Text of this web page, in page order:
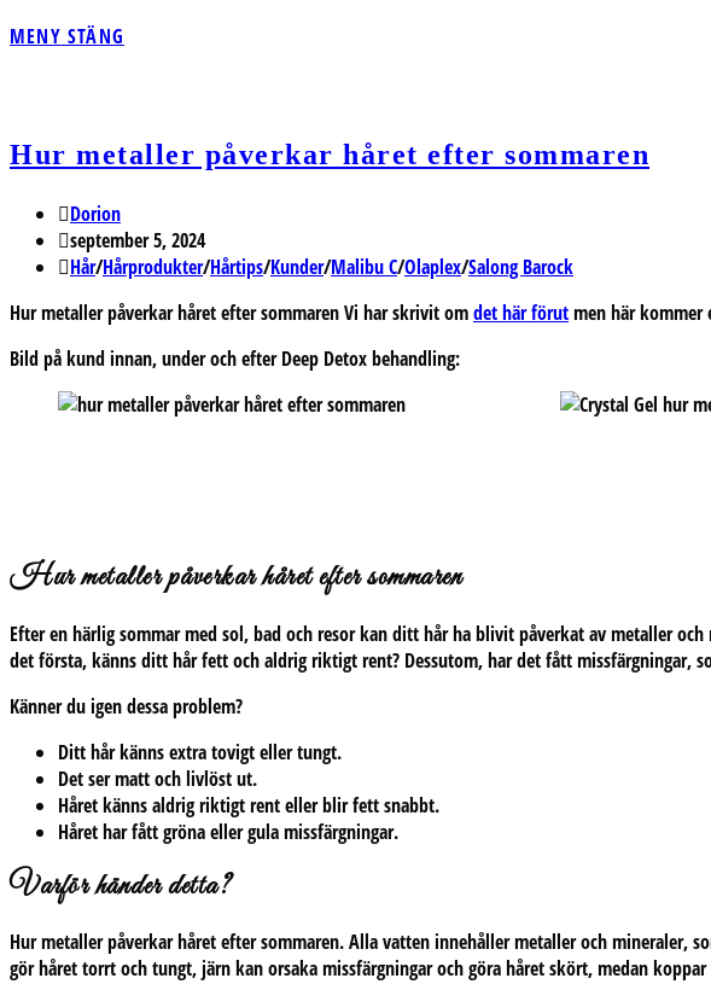
WEBBPLATSSÖKNING
MENY STÄNG
Hur metaller påverkar håret efter sommaren
Inläggsförfattare:
Dorion
Inlägget
publicerat:
september 5, 2024
Inläggskategori:
Hår/Hårprodukter/Hårtips/Kunder/Malibu C/Olaplex/Salong Barock
Hur metaller påverkar håret efter sommaren Vi har skrivit omdet här förutmen här kommer
Bild på kund innan, under och efter Deep Detox behandling:
Hur metaller påverkar håret efter sommaren
Efter en härlig sommar med sol, bad och resor kan ditt hår ha blivit påverkat av metaller
det första, känns ditt hår fett och aldrig riktigt rent? Dessutom, har det fått missfärgningar,
Känner du igen dessa problem?
Ditt hår känns extra tovigt eller tungt.
Det ser matt och livlöst ut.
Håret känns aldrig riktigt rent eller blir fett snabbt.
Håret har fått gröna eller gula missfärgningar.
Varför händer detta?
Hur metaller påverkar håret efter sommaren. Alla vatten innehåller metaller och mineraler,
gör håret torrt och tungt, järn kan orsaka missfärgningar och göra håret skört, medan